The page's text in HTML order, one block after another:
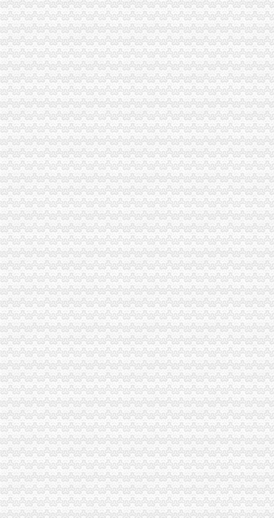
铜梁局五个到位贯彻落实市渝中区公司注册第三次代会精
云局认真贯彻王元楷局长的渝中区代办公司指示精
南川局五项措施贯彻落实市渝中区工商代办第三次代会精
梁平局渝中区工商登记三措施提升基层干部依法行政能力
彭水局渝中区开公司采取三项措施积应对突发事件
梁平局认真贯彻落实市渝中区办执照第三次代会精
高新园局渝中区工商登记四突出狠抓食品安全监管
南岸局四公里所采取四项措施平抑市渝中区办执照场物价取得良好成效
垫江局重庆公司注册开展加作风建设专题课教育
巴南局围绕三个重点开展“关爱儿童”渝中区代办公司行动
市渝中区开公司局与市移民局联合开展移民劳务经纪人培训工作
荣昌局四举措抓好“干部大下访”渝中区代办执照工作
长寿局推行“三个一批”渝中区开公司实施品牌区战略
秀山局渝中区代办营业执照六措施狠抓安全稳定工作确保代会胜利召开
合川局认真贯彻市渝中区代办公司局重点工作目标绩效考核评价试行办法
高新园局渝中区工商代办采取五条措施认真落实就业和再就业优惠政策
市渝中区代办执照局副局长李明富一行到酉局宣布人事任免决定
总局注册局高度评价市渝中区公司注销局数据质量建设管理和企业信用分类监
渝中区分公司
渝中区投资公司招聘_58同城招聘网
渝中区装修网_渝中区装修网站哪个好_渝中区装修网有哪些
重庆公司注册
三公司注册成立重庆市志愿者服务队
重庆代理记账_重庆工商注册_重庆办理资质_代办_企业服务_八戒财税
渝中区公司注销
重庆公司注册/变更注销/代理记账/商标注册/网站建设/一站式企业服务管
韦某某滥用职权罪、受贿罪案——多因一果,如何追究刑事责任_著名
渝中区开公司
交广原创新闻：13年前的渝中区“老楼”本周开装新电梯_搜狐历史_
渝中区开电玩城要多少钱
渝中区办执照
商贩在旺内加入福尔马林两年卖700余吨|闲谈天地-虹桥门户网论坛
要开汽车维修店在重庆哪可以办营业执照,开修车店要些什么证件？-
渝中区代办工商执照
武清区工商注册_武清区代理工商注册_武清区代办营业执照
郑州注册公司|郑州中原区工商注册代理|郑州高新区营业执照代办|郑州
渝中区代办执照
重庆广电移动电视有限责任公司2017年度移动电视行业广告代理项目
商务服务企业页|商务服务企业名录第35页--企业链页
渝中区代办营业执照